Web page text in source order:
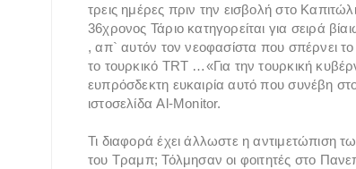
τρεις ημέρες πριν την εισβολή στο
36χρονος Τάριο κατηγορείται για σειρά
, απ` αυτόν τον νεοφασίστα που σπέρνει το
το τουρκικό TRT …«Για την τουρκική
ευπρόσδεκτη ευκαιρία αυτό που συνέβη
ιστοσελίδα Al-Monitor.
Τι διαφορά έχει άλλωστε η αντιμετώπιση
του Τραμπ; Τόλμησαν οι φοιτητές στο